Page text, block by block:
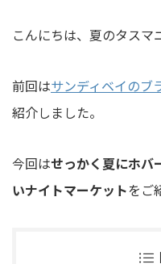
こんにちは、夏のタスマ
前回はサンディベイのブ
紹介しました。
今回はせっかく夏にホバ
いナイトマーケットをご